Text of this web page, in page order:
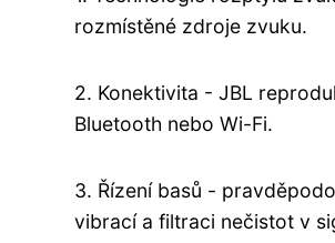
rozmístěné zdroje zvuku.
2. Konektivita - JBL
Bluetooth nebo Wi-Fi.
3. Řízení basů -
vibrací a filtraci nečistot v